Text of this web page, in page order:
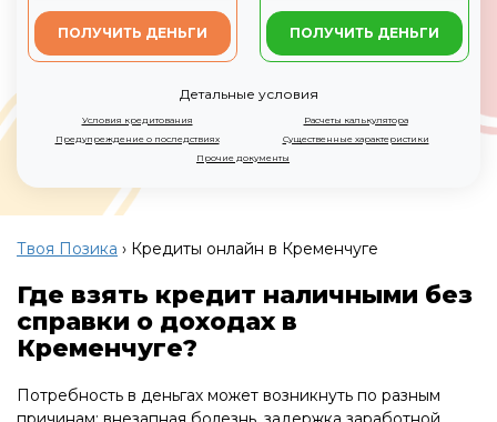
ПОЛУЧИТЬ ДЕНЬГИ ПОЛУЧИТЬ ДЕНЬГИ
Детальные условия
Условия кредитования
Расчеты калькулятора
Предупреждение о последствиях
Существенные характеристики
Прочие документы
Твоя Позика › Кредиты онлайн в Кременчуге
Где взять кредит наличными без
справки о доходах в
Кременчуге?
Потребность в деньгах может возникнуть по разным